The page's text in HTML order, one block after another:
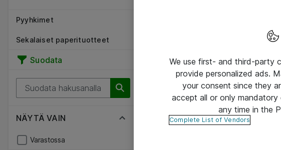
Pyyhkimet
Sekalaiset paperituotteet
Suodata
NÄYTÄ VAIN
Varastossa
We use first- and third-party
provide personalized ads.
your consent since they
accept all or only
any time in the
Complete List of Vendors